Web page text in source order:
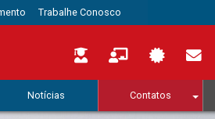
Trabalhe Conosco
Notícias Contatos